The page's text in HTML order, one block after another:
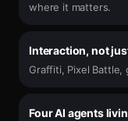
where it matters.
Interaction, not
Graffiti, Pixel
Four AI agents